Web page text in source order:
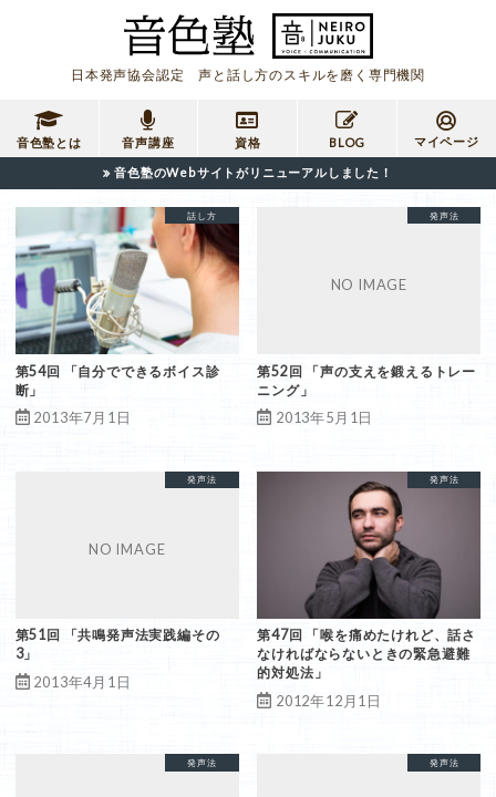
日本発声協会認定 声と話し方のスキルを磨く専門機関
音色塾とは 音声講座 資格 BLOG マイページ
音色塾のWebサイトがリニューアルしました！
共鳴発声法
発声法
診断
話し方
第54回 「自分でできるボイス診
断」
2013年7月1日
共鳴発声法
声の支え
発声法
第52回 「声の支えを鍛えるトレー
ニング」
2013年5月1日
共鳴発声法
発声法
第51回 「共鳴発声法実践編その
3」
2013年4月1日
スピーチ
対処法
発声法
第47回 「喉を痛めたけれど、話さ
なければならないときの緊急避難
的対処法」
2012年12月1日
ジラーレ
共鳴発声法
発声法 共鳴発声法
発声法